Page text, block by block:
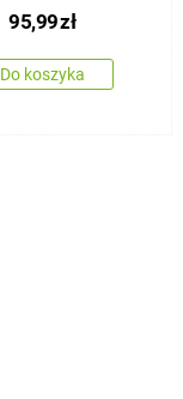
95,99zł
Do koszyka